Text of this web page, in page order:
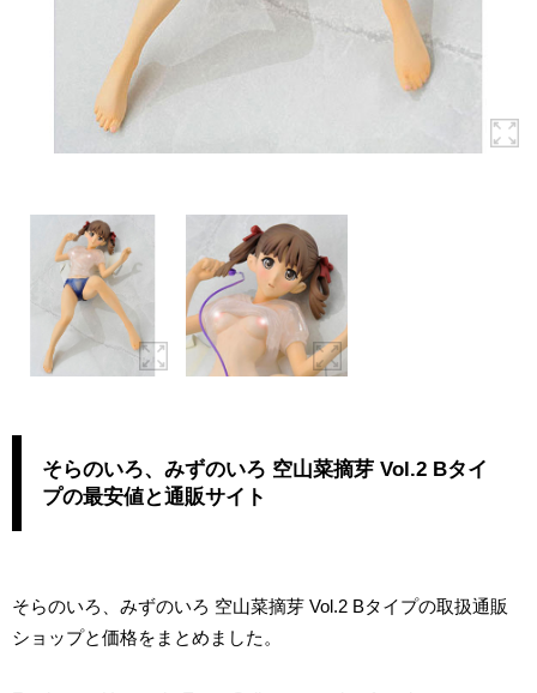
そらのいろ、みずのいろ 空山菜摘芽 Vol.2 Bタイ
プの最安値と通販サイト
そらのいろ、みずのいろ 空山菜摘芽 Vol.2 Bタイプの取扱通販
ショップと価格をまとめました。